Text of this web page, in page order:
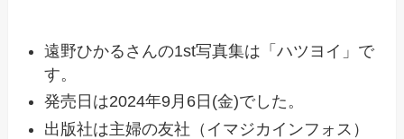
遠野ひかるさんの1st写真集は「ハツヨイ」で
す。
発売日は2024年9月6日(金)でした。
出版社は主婦の友社（イマジカインフォス）